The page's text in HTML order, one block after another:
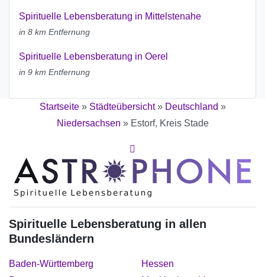
Spirituelle Lebensberatung in Mittelstenahe
in 8 km Entfernung
Spirituelle Lebensberatung in Oerel
in 9 km Entfernung
Startseite» Städteübersicht» Deutschland »
Niedersachsen » Estorf, Kreis Stade
Spirituelle Lebensberatung in allen
Bundesländern
Baden-Württemberg
Hessen